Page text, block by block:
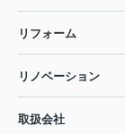
リフォーム
リノベーション
取扱会社